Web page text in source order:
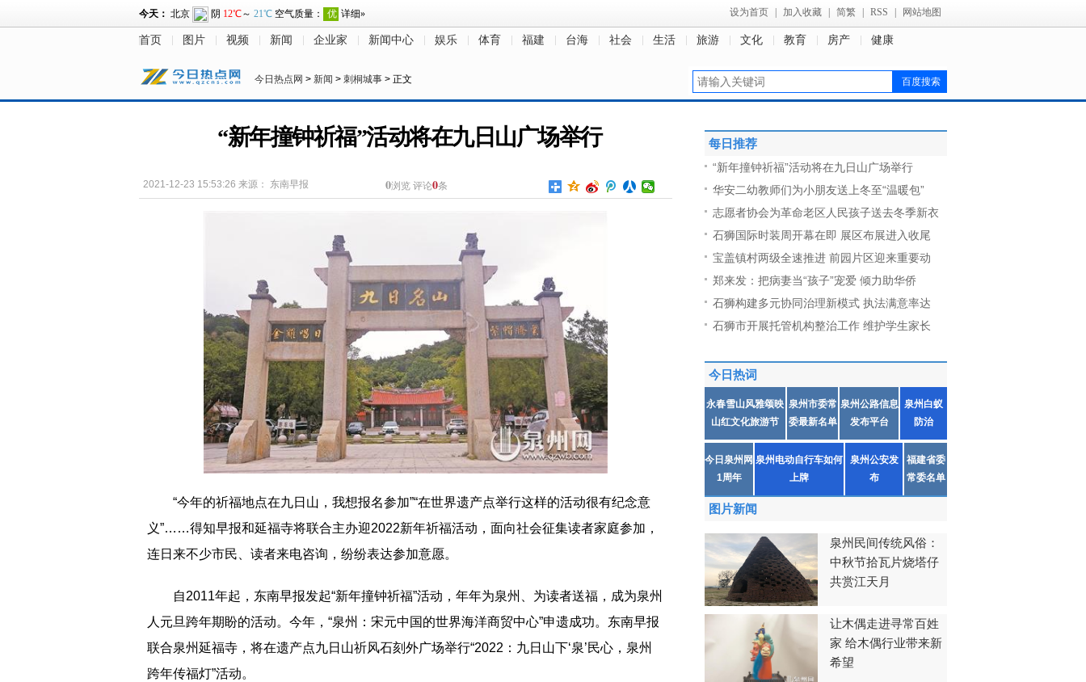
设为首页 加入收藏 简繁 RSS 网站地图
首页 图片 视频 新闻 企业家 新闻中心 娱乐 体育 福建 台海 社会 生活 旅游 文化 教育 房产 健康
今日热点网 > 新闻 > 刺桐城事 > 正文
“新年撞钟祈福”活动将在九日山广场举行
2021-12-23 15:53:26 来源： 东南早报 0浏览 评论0条
“今年的祈福地点在九日山，我想报名参加”“在世界遗产点举行这样的活动很有纪念意
义”……得知早报和延福寺将联合主办迎2022新年祈福活动，面向社会征集读者家庭参加，
连日来不少市民、读者来电咨询，纷纷表达参加意愿。
自2011年起，东南早报发起“新年撞钟祈福”活动，年年为泉州、为读者送福，成为泉州
人元旦跨年期盼的活动。今年，“泉州：宋元中国的世界海洋商贸中心”申遗成功。东南早报
联合泉州延福寺，将在遗产点九日山祈风石刻外广场举行“2022：九日山下‘泉’民心，泉州
跨年传福灯”活动。
每日推荐
“新年撞钟祈福”活动将在九日山广场举行
华安二幼教师们为小朋友送上冬至“温暖包”
志愿者协会为革命老区人民孩子送去冬季新衣
石狮国际时装周开幕在即 展区布展进入收尾
宝盖镇村两级全速推进 前园片区迎来重要动
郑来发：把病妻当“孩子”宠爱 倾力助华侨
石狮构建多元协同治理新模式 执法满意率达
石狮市开展托管机构整治工作 维护学生家长
今日热词
永春雪山风雅颂映
山红文化旅游节
泉州市委常
委最新名单
泉州公路信息
发布平台
泉州白蚁
防治
今日泉州网
1周年
泉州电动自行车如何
上牌
泉州公安发
布
福建省委
常委名单
图片新闻
泉州民间传统风俗：
中秋节拾瓦片烧塔仔
共赏江天月
让木偶走进寻常百姓
家 给木偶行业带来新
希望